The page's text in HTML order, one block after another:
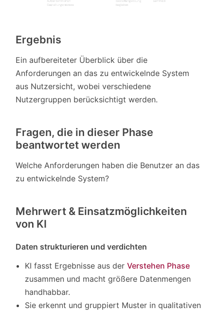
Ergebnis
Ein aufbereiteter Überblick über die
Anforderungen an das zu entwickelnde System
aus Nutzersicht, wobei verschiedene
Nutzergruppen berücksichtigt werden.
Fragen, die in dieser Phase
beantwortet werden
Welche Anforderungen haben die Benutzer an das
zu entwickelnde System?
Mehrwert & Einsatzmöglichkeiten
von KI
Daten strukturieren und verdichten
KI fasst Ergebnisse aus derVerstehen Phase
zusammen und macht größere Datenmengen
handhabbar.
Sie erkennt und gruppiert Muster in qualitativen